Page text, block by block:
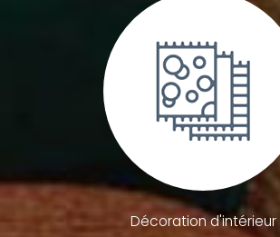
Décoration d'intérieur